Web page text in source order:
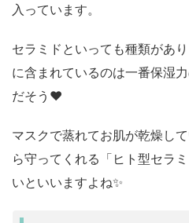
入っています。
セラミドといっても種類があ
に含まれているのは一番保湿
だそう♥
マスクで蒸れてお肌が乾燥し
ら守ってくれる「ヒト型セラ
いといいますよね✨